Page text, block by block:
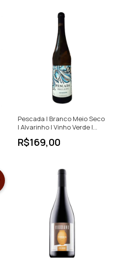
Pescada | Branco Meio Seco
| Alvarinho | Vinho Verde |
R$169,00